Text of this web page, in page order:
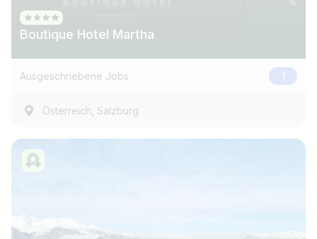
Boutique Hotel Martha
Ausgeschriebene Jobs 1
Österreich, Salzburg